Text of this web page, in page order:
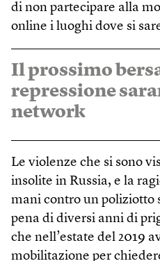
di non partecipare alla
online i luoghi dove si
Il prossimo
repressione
network
Le violenze che si sono
insolite in Russia, e la
mani contro un poliziotto
pena di diversi anni di
che nell’estate del 2019
mobilitazione per